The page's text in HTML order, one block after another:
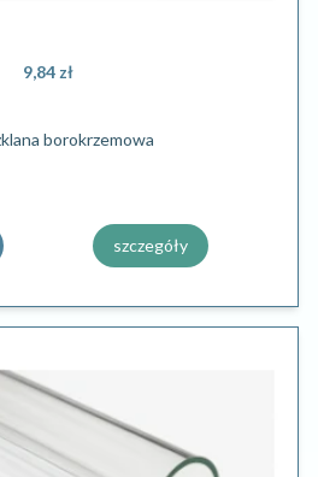
9,84 zł
borokrzemowa
szczegóły